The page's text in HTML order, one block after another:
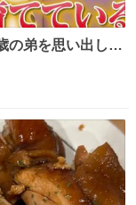
の弟を思い出しな